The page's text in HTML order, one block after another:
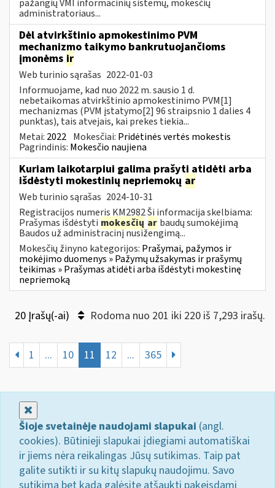
pažangių VMI informacinių sistemų, mokesčių
administratoriaus...
Dėl atvirkštinio apmokestinimo PVM
mechanizmo taikymo bankrutuojančioms
įmonėms ir
Web turinio sąrašas 2022-01-03
Informuojame, kad nuo 2022 m. sausio 1 d.
nebetaikomas atvirkštinio apmokestinimo PVM[1]
mechanizmas (PVM įstatymo[2] 96 straipsnio 1 dalies 4
punktas), tais atvejais, kai prekes tiekia...
Metai: 2022 Mokesčiai: Pridėtinės vertės mokestis
Pagrindinis: Mokesčio naujiena
Kuriam laikotarpiui galima prašyti atidėti arba
išdėstyti mokestinių nepriemokų ar
Web turinio sąrašas 2024-10-31
Registracijos numeris KM2982 Ši informacija skelbiama:
Prašymas išdėstyti mokesčių ar baudų sumokėjimą
Baudos už administracinį nusižengimą...
Mokesčių žinyno kategorijos: Prašymai, pažymos ir
mokėjimo duomenys » Pažymų užsakymas ir prašymų
teikimas » Prašymas atidėti arba išdėstyti mokestinę
nepriemoką
20 Įrašų(-ai) Rodoma nuo 201 iki 220 iš 7,293 irašų.
1 ... 10 11 12 ... 365
Šioje svetainėje naudojami slapukai (angl.
cookies). Būtinieji slapukai įdiegiami automatiškai
ir jiems nėra reikalingas Jūsų sutikimas. Taip pat
galite sutikti ir su kitų slapukų naudojimu. Savo
sutikimą bet kada galėsite atšaukti pakeisdami